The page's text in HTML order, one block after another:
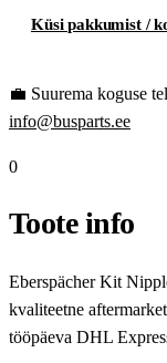
Küsi pakkumist /
💼 Suurema koguse
info@busparts.ee
0
Toote info
Eberspächer Kit
kvaliteetne
tööpäeva DHL